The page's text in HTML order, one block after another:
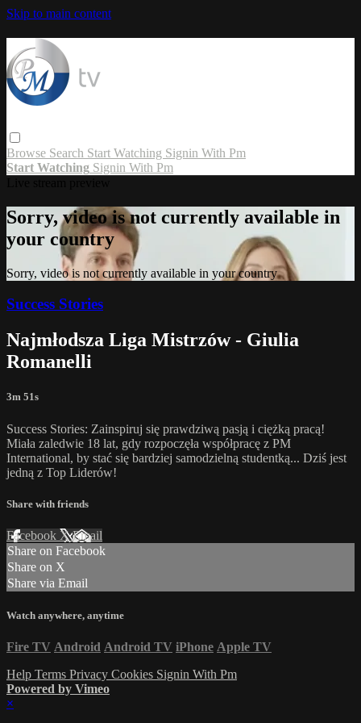
Skip to main content
Browse Search Start Watching Signin With Pm
Start Watching Signin With Pm
Sorry, video is not currently available in
your country
Sorry, video is not currently available in your country
Success Stories
Najmłodsza Liga Mistrzów - Giulia
Romanelli
3m 51s
Success Stories: Zainspiruj się prawdziwą pasją i ciężką pracą!
Miała zaledwie 18 lat, gdy rozpoczęła współpracę z PM
International, by stać się bardziej samodzielną studentką... Dziś jest
jedną z Top Liderów!
Share with friends
Facebook XEmail
Share on Facebook
Share on X
Share via Email
Watch anywhere, anytime
Fire TV Android Android TV iPhone Apple TV
Help Terms Privacy Cookies Signin With Pm
Powered by Vimeo
×